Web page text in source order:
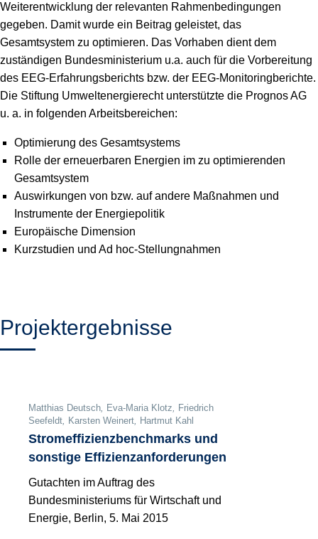
Weiterentwicklung der relevanten Rahmenbedingungen
gegeben. Damit wurde ein Beitrag geleistet, das
Gesamtsystem zu optimieren. Das Vorhaben dient dem
zuständigen Bundesministerium u.a. auch für die Vorbereitung
des EEG-Erfahrungsberichts bzw. der EEG-Monitoringberichte.
Die Stiftung Umweltenergierecht unterstützte die Prognos AG
u. a. in folgenden Arbeitsbereichen:
Optimierung des Gesamtsystems
Rolle der erneuerbaren Energien im zu optimierenden
Gesamtsystem
Auswirkungen von bzw. auf andere Maßnahmen und
Instrumente der Energiepolitik
Europäische Dimension
Kurzstudien und Ad hoc-Stellungnahmen
Projektergebnisse
Matthias Deutsch, Eva-Maria Klotz, Friedrich
Seefeldt, Karsten Weinert, Hartmut Kahl
Stromeffizienzbenchmarks und
sonstige Effizienzanforderungen
Gutachten im Auftrag des
Bundesministeriums für Wirtschaft und
Energie, Berlin, 5. Mai 2015